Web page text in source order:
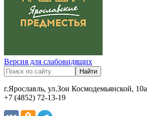
Версия для слабовидящих
г.Ярославль, ул.Зои Космодемьянской, 10а
+7 (4852) 72-13-19